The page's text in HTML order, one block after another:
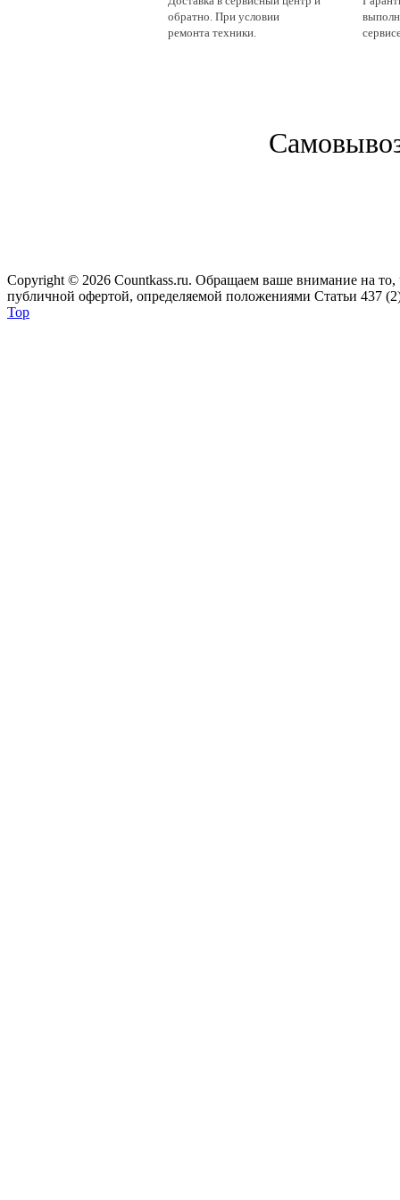
обратно. При условии
ремонта техники.
Copyright © 2026 Сountkass.ru. Обращаем ваше внимание на
публичной офертой, определяемой положениями Статьи 437
Top